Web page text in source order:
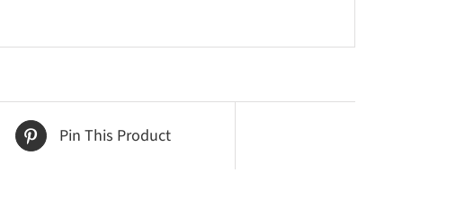
Pin This Product